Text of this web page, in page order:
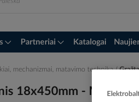
Partneriai Katalogai
mechanizmai, matavimo technika
18x450mm - MAKITA